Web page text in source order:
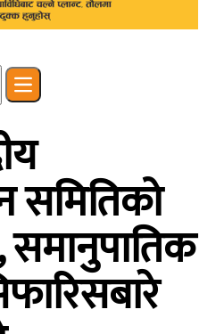
Open main menu
समितिको